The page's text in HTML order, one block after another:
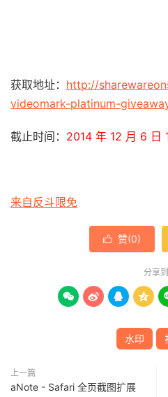
获取地址： http://
videomark-platinum-
截止时间： 2014 年 12 月 6 日
来自反斗限免
 赞(0)
分享到
   
水印
上一篇
aNote - Safari 全页截图扩展